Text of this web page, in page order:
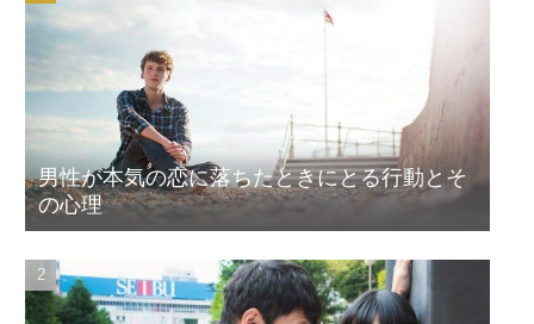
男性が本気の恋に落ちたときにとる行動とそ
の心理